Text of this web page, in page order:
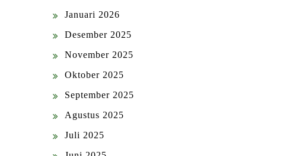
Januari 2026
Desember 2025
November 2025
Oktober 2025
September 2025
Agustus 2025
Juli 2025